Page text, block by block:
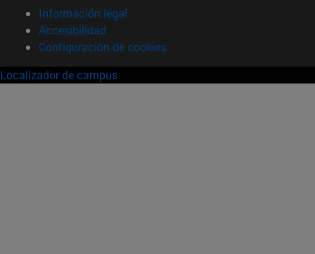
Información legal
Accesibilidad
Configuración de cookies
Localizador de campus